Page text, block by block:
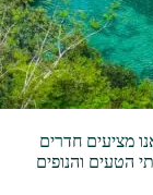
מציעים חדרים
הטעים והנופים